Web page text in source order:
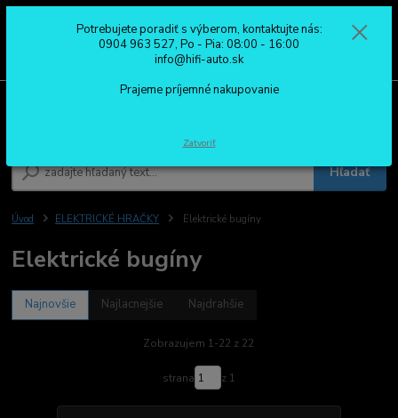
Hľadať
0904 963 527
Po - Pia: 08:00 - 16:00
Úvod ELEKTRICKÉ HRAČKY Elektrické bugíny
Elektrické bugíny
Najnovšie Najlacnejšie Najdrahšie
Zobrazujem 1-22 z 22
strana z 1
Potrebujete poradiť s výberom, kontaktujte nás:
0904 963 527, Po - Pia: 08:00 - 16:00
info@hifi-auto.sk
Prajeme príjemné nakupovanie
Zatvoriť